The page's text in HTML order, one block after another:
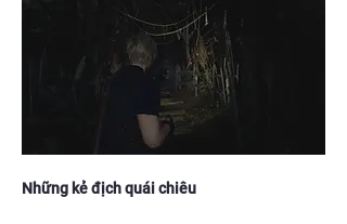
Những kẻ địch quái chiêu